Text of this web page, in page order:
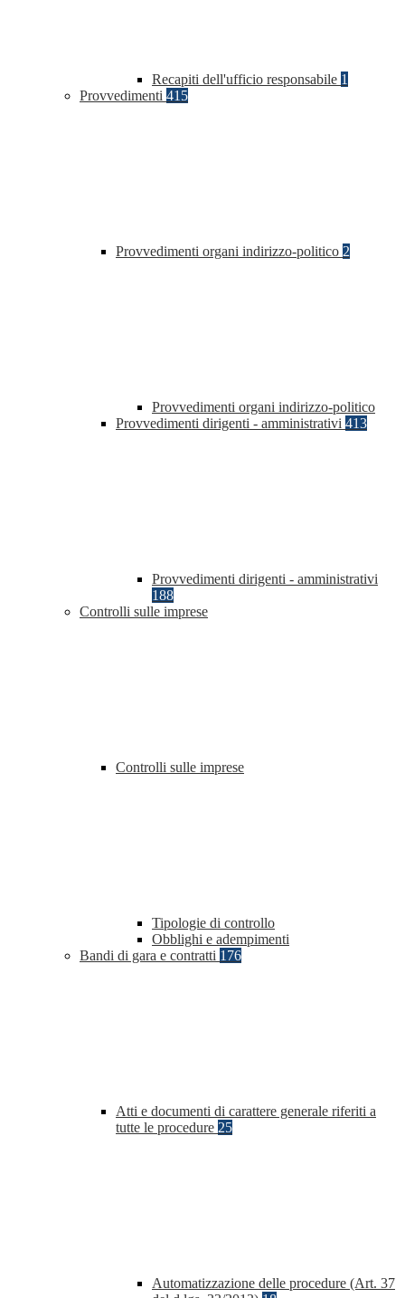
Recapiti dell'ufficio responsabile 1
Provvedimenti 415
Provvedimenti organi indirizzo-politico 2
Provvedimenti organi indirizzo-politico
Provvedimenti dirigenti - amministrativi 413
Provvedimenti dirigenti - amministrativi
188
Controlli sulle imprese
Controlli sulle imprese
Tipologie di controllo
Obblighi e adempimenti
Bandi di gara e contratti 176
Atti e documenti di carattere generale riferiti a
tutte le procedure 25
Automatizzazione delle procedure (Art. 37